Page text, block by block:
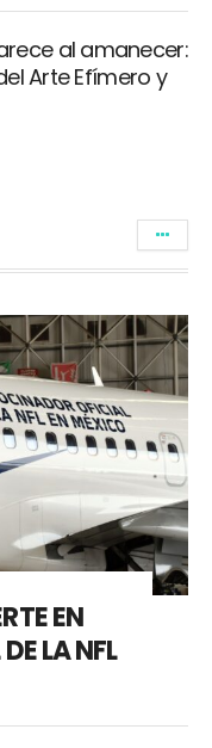
al amanecer:
Arte Efímero y
EN
LA NFL